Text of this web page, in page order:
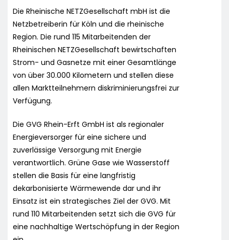
Die Rheinische NETZGesellschaft mbH ist die
Netzbetreiberin für Köln und die rheinische
Region. Die rund 115 Mitarbeitenden der
Rheinischen NETZGesellschaft bewirtschaften
Strom- und Gasnetze mit einer Gesamtlänge
von über 30.000 Kilometern und stellen diese
allen Marktteilnehmern diskriminierungsfrei zur
Verfügung.
Die GVG Rhein-Erft GmbH ist als regionaler
Energieversorger für eine sichere und
zuverlässige Versorgung mit Energie
verantwortlich. Grüne Gase wie Wasserstoff
stellen die Basis für eine langfristig
dekarbonisierte Wärmewende dar und ihr
Einsatz ist ein strategisches Ziel der GVG. Mit
rund 110 Mitarbeitenden setzt sich die GVG für
eine nachhaltige Wertschöpfung in der Region